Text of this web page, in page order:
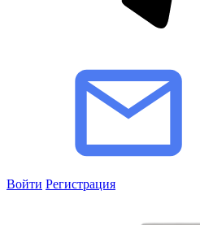
Войти Регистрация